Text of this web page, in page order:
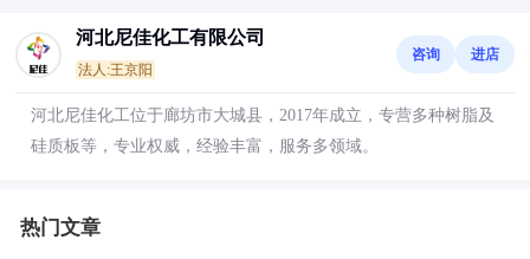
河北尼佳化工有限公司
法人:王京阳
咨询 进店
河北尼佳化工位于廊坊市大城县，2017年成立，专营多种树脂及
硅质板等，专业权威，经验丰富，服务多领域。
热门文章